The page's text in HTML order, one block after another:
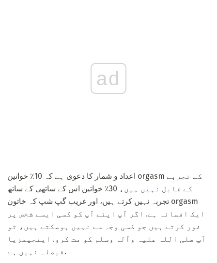
ad
اعداد و شمار کا دعوی ہے کہ 10٪ خواتین orgasm کے تجربے
کے قابل نہیں ہیں، 30٪ خواتین اس کے ساتھی کے ساتھ
تجربہ نہیں کرتے ہیں، اور غریب گپ شپ کہ خاتون orgasm
ایک افسانہ ہے. اگر آپ اپنے آپ کو کسی ایسے شخص پر
غور کرتے ہیں جو کسی وجہ سے نہیں ہوسکتے ہیں، تو
آپ صلی اللہ علیہ وآلہ وسلم کو مت کرو. اینجیمزیا
فیصلہ نہیں ہے.